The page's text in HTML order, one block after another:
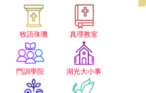
牧語珠璣 真理教室
門訓學院 湖光大小事